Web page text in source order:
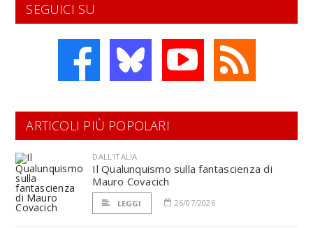
SEGUICI SU
ARTICOLI PIÙ POPOLARI
DALL'ITALIA
Il Qualunquismo sulla fantascienza di
Mauro Covacich
LEGGI 26/07/2026